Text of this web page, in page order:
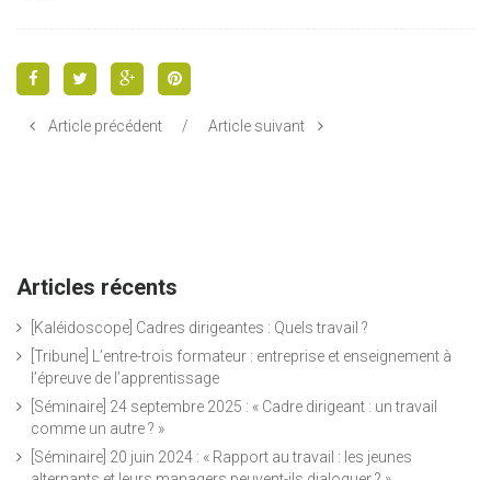
Article précédent / Article suivant
Articles récents
[Kaléidoscope] Cadres dirigeantes : Quels travail ?
[Tribune] L’entre-trois formateur : entreprise et enseignement à
l’épreuve de l’apprentissage
[Séminaire] 24 septembre 2025 : « Cadre dirigeant : un travail
comme un autre ? »
[Séminaire] 20 juin 2024 : « Rapport au travail : les jeunes